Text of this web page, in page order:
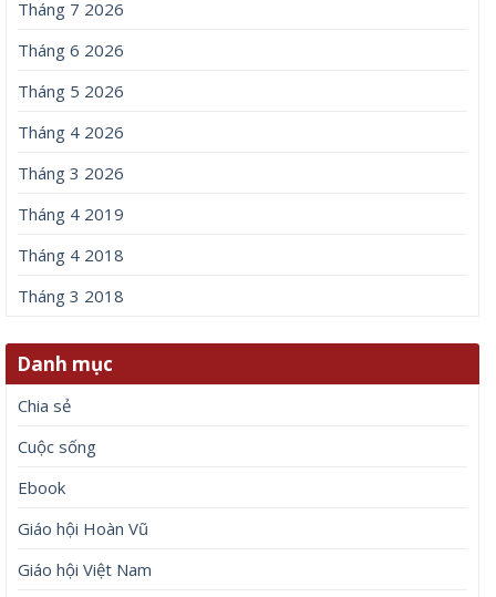
Tháng 7 2026
Tháng 6 2026
Tháng 5 2026
Tháng 4 2026
Tháng 3 2026
Tháng 4 2019
Tháng 4 2018
Tháng 3 2018
Danh mục
Chia sẻ
Cuộc sống
Ebook
Giáo hội Hoàn Vũ
Giáo hội Việt Nam